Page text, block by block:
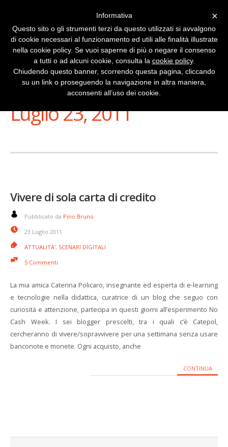
Stai Visualizzando
Luglio 23, 2011
Vivere di sola carta di credito
Pubblicato da Pino Bruno
23 Luglio 2011
ATTUALITA', SCENARI DIGITALI
5 Commenti
La mia amica Caterina Policaro, insegnante ed esperta di e-learning
e tecnologie nella didattica, curatrice di un blog che seguo con
curiosità e attenzione, partecipa in questi giorni all’esperimento No
Cash Week. I sei blogger prescelti, tra i quali c’è Catepol,
cercheranno di vivere/sopravvivere per una settimana senza usare
banconote e monete. Ogni acquisto, anche
CONTINUA
×
Informativa
Questo sito o gli strumenti terzi da questo utilizzati si avvalgono
di cookie necessari al funzionamento ed utili alle finalità illustrate
nella cookie policy. Se vuoi saperne di più o negare il consenso
a tutti o ad alcuni cookie, consulta la cookie policy.
Chiudendo questo banner, scorrendo questa pagina, cliccando
su un link o proseguendo la navigazione in altra maniera,
acconsenti all’uso dei cookie.